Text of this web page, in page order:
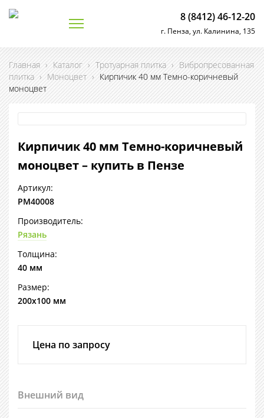
8 (8412) 46-12-20
г. Пенза, ул. Калинина, 135
Главная › Каталог › Тротуарная плитка › Вибропресованная
плитка › Моноцвет › Кирпичик 40 мм Темно-коричневый
моноцвет
Кирпичик 40 мм Темно-коричневый
моноцвет – купить в Пензе
Артикул:
РМ40008
Производитель:
Рязань
Толщина:
40 мм
Размер:
200х100 мм
Цена по запросу
Внешний вид